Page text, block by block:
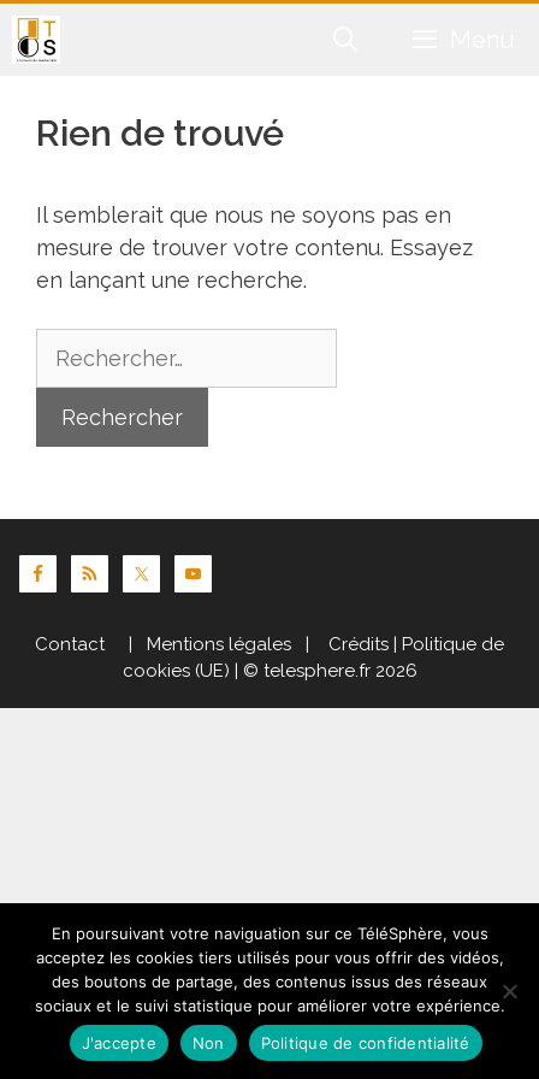
Aller
au
Rien de trouvé
Il semblerait que nous ne soyons pas en
mesure de trouver votre contenu. Essayez
en lançant une recherche.
Rechercher :
Contact| Mentions légales | Crédits | Politique de
cookies (UE) | © telesphere.fr 2026
En poursuivant votre naviguation sur ce TéléSphère, vous
acceptez les cookies tiers utilisés pour vous offrir des vidéos,
des boutons de partage, des contenus issus des réseaux
sociaux et le suivi statistique pour améliorer votre expérience.
J'accepte
Non Politique de confidentialité